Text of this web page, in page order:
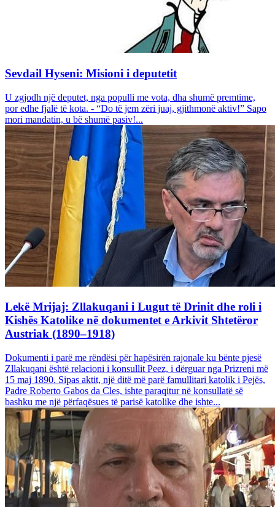
Sevdail Hyseni: Misioni i deputetit
U zgjodh një deputet, nga populli me vota, dha shumë premtime,
por edhe fjalë të kota. - “Do të jem zëri juaj, gjithmonë aktiv!” Sapo
mori mandatin, u bë shumë pasiv!...
Lekë Mrijaj: Zllakuqani i Lugut të Drinit dhe roli i
Kishës Katolike në dokumentet e Arkivit Shtetëror
Austriak (1890–1918)
Dokumenti i parë me rëndësi për hapësirën rajonale ku bënte pjesë
Zllakuqani është relacioni i konsullit Peez, i dërguar nga Prizreni më
15 maj 1890. Sipas aktit, një ditë më parë famullitari katolik i Pejës,
Padre Roberto Gabos da Cles, ishte paraqitur në konsullatë së
bashku me një përfaqësues të parisë katolike dhe ishte...